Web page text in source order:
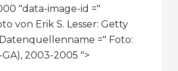
"data-image-id ="
von Erik S. Lesser: Getty
=" Foto:
2003-2005 ">